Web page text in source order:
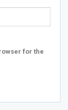
for the